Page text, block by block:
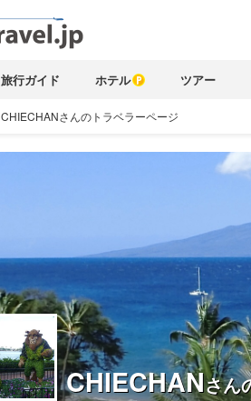
旅行ガイド ホテル ツアー
CHIECHANさんのトラベラーページ
CHIECHANさん